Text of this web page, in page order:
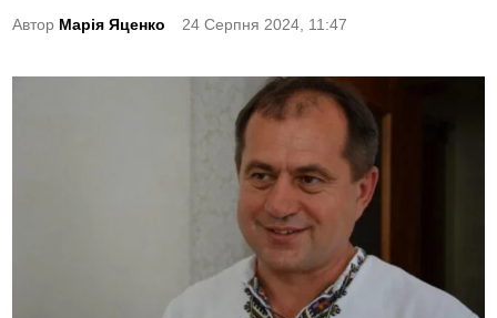
n
Автор Марія Яценко 24 Серпня 2024, 11:47